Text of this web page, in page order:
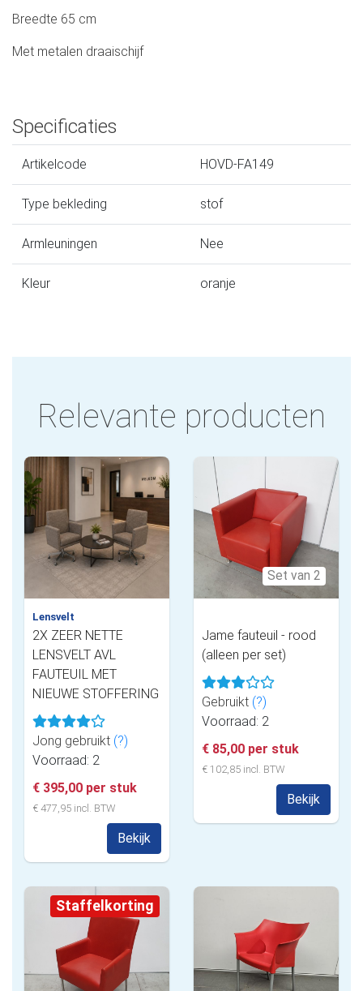
Breedte 65 cm
Met metalen draaischijf
Specificaties
Artikelcode HOVD-FA149
Type bekleding stof
Armleuningen Nee
Kleur oranje
Relevante producten
Lensvelt
2X ZEER NETTE
LENSVELT AVL
FAUTEUIL MET
NIEUWE STOFFERING
Jong gebruikt (?)
Voorraad: 2
€ 395,00 per stuk
€ 477,95 incl. BTW
Bekijk
Set van 2
Jame fauteuil - rood
(alleen per set)
Gebruikt (?)
Voorraad: 2
€ 85,00 per stuk
€ 102,85 incl. BTW
Bekijk
Staffelkorting